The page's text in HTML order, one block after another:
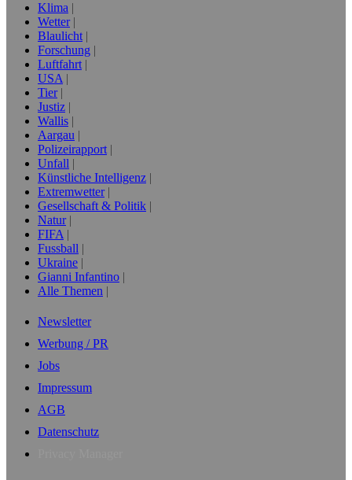
Klima
Wetter
Blaulicht
Forschung
Luftfahrt
USA
Tier
Justiz
Wallis
Aargau
Polizeirapport
Unfall
Künstliche Intelligenz
Extremwetter
Gesellschaft & Politik
Natur
FIFA
Fussball
Ukraine
Gianni Infantino
Alle Themen
Newsletter
Werbung / PR
Jobs
Impressum
AGB
Datenschutz